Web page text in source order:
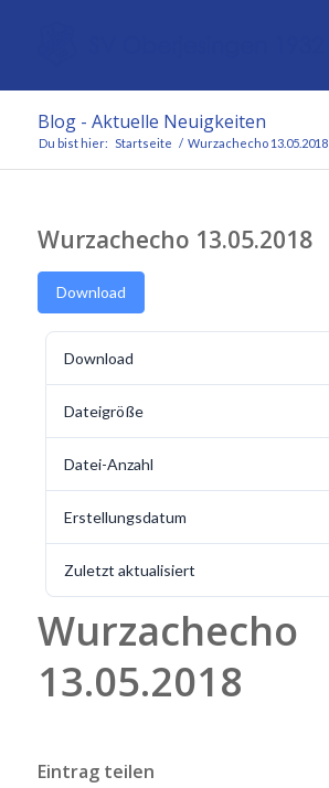
Blog - Aktuelle Neuigkeiten
Du bist hier: Startseite / Wurzachecho 13.05.2018
Wurzachecho 13.05.2018
Download
Download
Dateigröße
Datei-Anzahl
Erstellungsdatum
Zuletzt aktualisiert
Wurzachecho
13.05.2018
Eintrag teilen